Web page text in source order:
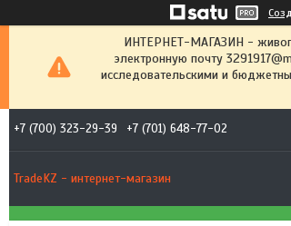
ИНТЕРНЕТ-МАГАЗИН -
электронную почту
исследовательскими и
+7 (700) 323-29-39 +7 (701) 648-77-02
TradeKZ - интернет-магазин